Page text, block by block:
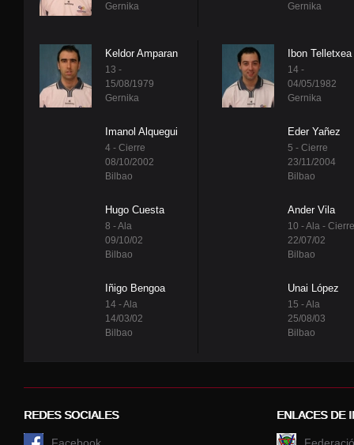
Gernika
Gernika
Keldor Amparan
13 -
15/08/1979
Gernika
Ibon Telletxea
14 -
04/05/1982
Gernika
Imanol Alquegui
4 - Cierre
08/10/2002
Bilbao
Eder Yañez
5 - Cierre
23/11/2004
Bilbao
Hugo Cuesta
8 - Ala
09/10/02
Bilbao
Ander Vila
10 - Ala - Cierre
22/07/02
Bilbao
Iñigo Bengoa
14 - Ala
14/03/02
Bilbao
Unai López
15 - Ala
25/08/03
Bilbao
REDES SOCIALES ENLACES DE